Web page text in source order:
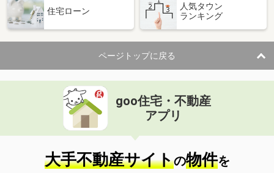
住宅ローン
人気タウン
ランキング
ページトップに戻る
goo住宅・不動産
アプリ
大手不動産サイトの物件を